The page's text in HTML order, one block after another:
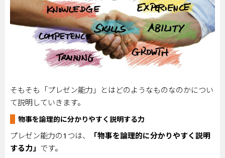
そもそも「プレゼン能力」とはどのようなものなのかについ
て説明していきます。
物事を論理的に分かりやすく説明する力
プレゼン能力の1 つは、
「物事を論理的に分かりやすく説明
する力」 です。